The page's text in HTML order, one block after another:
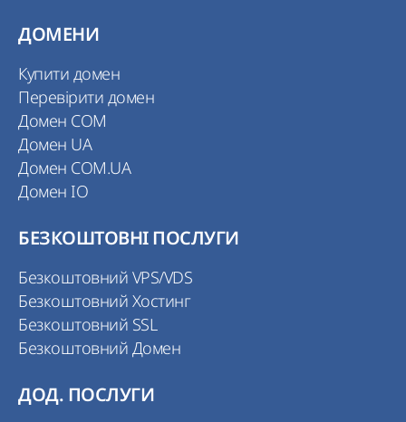
ДОМЕНИ
Купити домен
Перевірити домен
Домен COM
Домен UA
Домен COM.UA
Домен IO
БЕЗКОШТОВНІ ПОСЛУГИ
Безкоштовний VPS/VDS
Безкоштовний Хостинг
Безкоштовний SSL
Безкоштовний Домен
ДОД. ПОСЛУГИ